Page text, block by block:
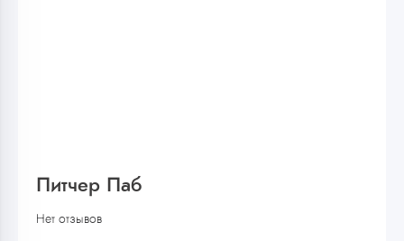
Питчер Паб
Нет отзывов